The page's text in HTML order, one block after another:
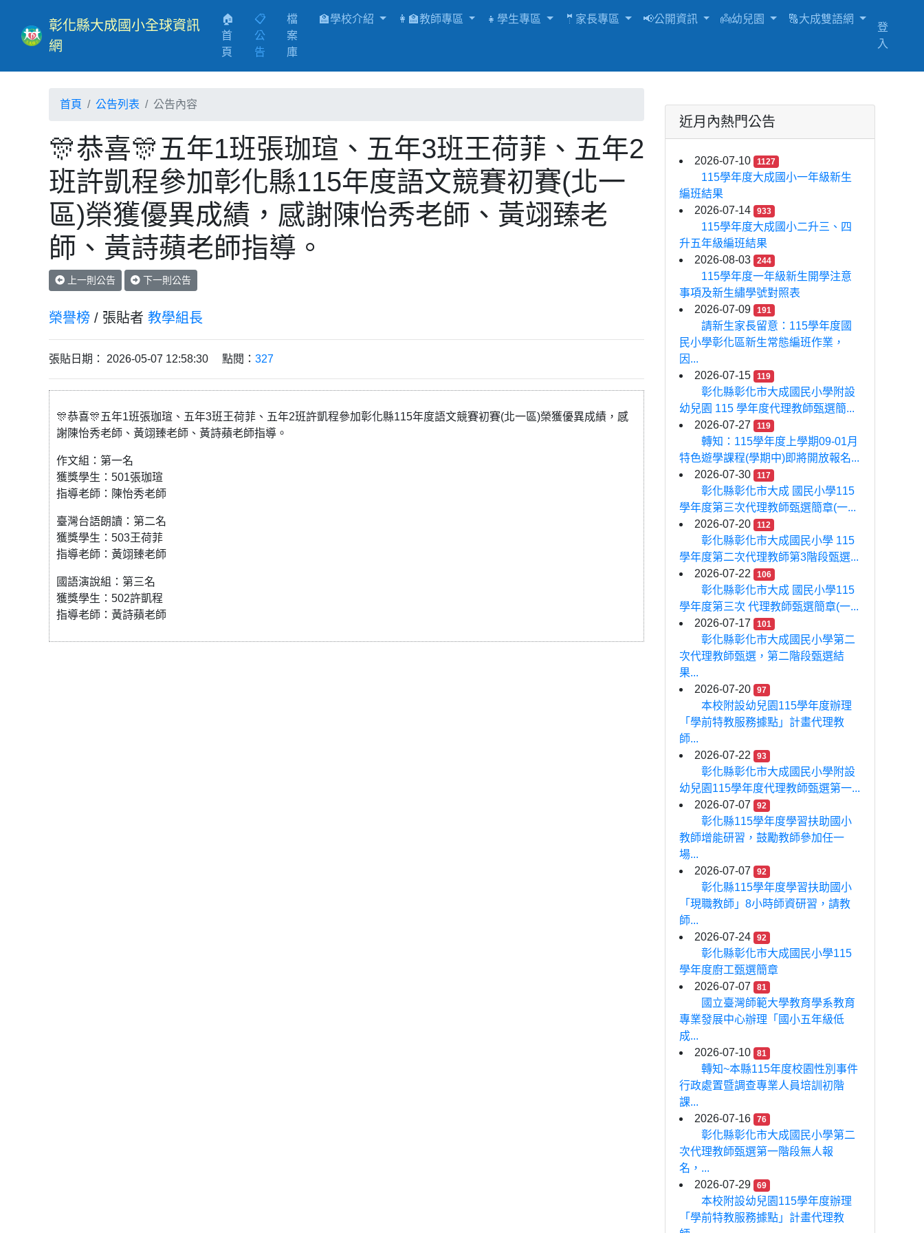
彰化縣大成國小全球資訊
網
🏠
首
頁 (current)
📋
公
告
檔
案
庫
🏫學校介紹 👩‍🏫教師專區 👧學生專區 🤵家長專區 📢公開資訊 👼幼兒園 🔠大成雙語網
登
入
首頁 公告列表 公告內容
🎊恭喜🎊五年1班張珈瑄、五年3班王荷菲、五年2
班許凱程參加彰化縣115年度語文競賽初賽(北一
區)榮獲優異成績，感謝陳怡秀老師、黃翊臻老
師、黃詩蘋老師指導。
上一則公告 下一則公告
榮譽榜 / 張貼者 教學組長
張貼日期： 2026-05-07 12:58:30 點閱： 327
🎊恭喜🎊五年1班張珈瑄、五年3班王荷菲、五年2班許凱程參加彰化縣115年度語文競賽初賽(北一區)榮獲優異成績，感
謝陳怡秀老師、黃翊臻老師、黃詩蘋老師指導。
作文組：第一名
​獲獎學生：501張珈瑄
​指導老師：陳怡秀老師
​臺灣台語朗讀：第二名
​獲獎學生：503王荷菲
​指導老師：黃翊臻老師
​國語演說組：第三名
​獲獎學生：502許凱程
​指導老師：黃詩蘋老師
近月內熱門公告
2026-07-10 1127
115學年度大成國小一年級新生
編班結果
2026-07-14
933
115學年度大成國小二升三、四
升五年級編班結果
2026-08-03
244
115學年度一年級新生開學注意
事項及新生繡學號對照表
2026-07-09
191
請新生家長留意：115學年度國
民小學彰化區新生常態編班作業，
因...
2026-07-15
119
彰化縣彰化市大成國民小學附設
幼兒園 115 學年度代理教師甄選簡...
2026-07-27
119
轉知：115學年度上學期09-01月
特色遊學課程(學期中)即將開放報名...
2026-07-30
117
彰化縣彰化市大成 國民小學115
學年度第三次代理教師甄選簡章(一...
2026-07-20
112
彰化縣彰化市大成國民小學 115
學年度第二次代理教師第3階段甄選...
2026-07-22
106
彰化縣彰化市大成 國民小學115
學年度第三次 代理教師甄選簡章(一...
2026-07-17
101
彰化縣彰化市大成國民小學第二
次代理教師甄選，第二階段甄選結
果...
2026-07-20
97
本校附設幼兒園115學年度辦理
「學前特教服務據點」計畫代理教
師...
2026-07-22
93
彰化縣彰化市大成國民小學附設
幼兒園115學年度代理教師甄選第一...
2026-07-07
92
彰化縣115學年度學習扶助國小
教師增能研習，鼓勵教師參加任一
場...
2026-07-07
92
彰化縣115學年度學習扶助國小
「現職教師」8小時師資研習，請教
師...
2026-07-24
92
彰化縣彰化市大成國民小學115
學年度廚工甄選簡章
2026-07-07
81
國立臺灣師範大學教育學系教育
專業發展中心辦理「國小五年級低
成...
2026-07-10
81
轉知~本縣115年度校園性別事件
行政處置暨調查專業人員培訓初階
課...
2026-07-16
76
彰化縣彰化市大成國民小學第二
次代理教師甄選第一階段無人報
名，...
2026-07-29
69
本校附設幼兒園115學年度辦理
「學前特教服務據點」計畫代理教